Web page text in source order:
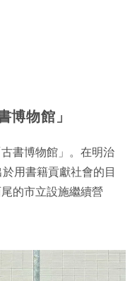
博物館」
書博物館」。在明治
用書籍貢獻社會的目
的市立設施繼續營